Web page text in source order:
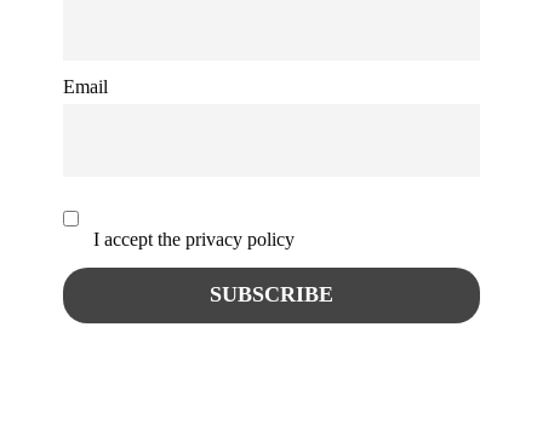
Email
I accept the privacy policy